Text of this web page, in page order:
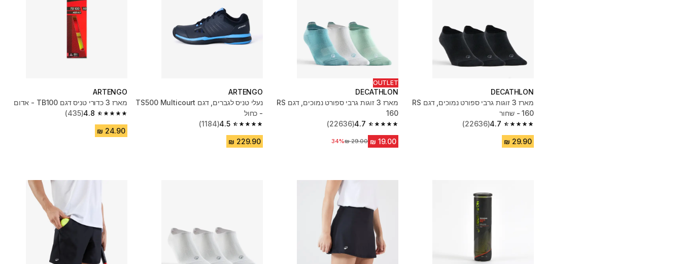
DECATHLON
מארז 3 זוגות גרבי ספורט נמוכים, דגם RS
160 - שחור
4.7
4.7 out of 5 stars from 22636 reviews
(22636)
OUTLET
DECATHLON
מארז 3 זוגות גרבי ספורט נמוכים, דגם RS
160
4.7
4.7 out of 5 stars from 22636 reviews
(22636)
מחיר לפני הנחה‏29.00 ₪
34%
ARTENGO
נעלי טניס לגברים, דגם TS500 Multicourt
- כחול
4.5
4.5 out of 5 stars from 1184 reviews
(1184)
ARTENGO
מארז 3 כדורי טניס דגם ‎TB100 - אדום
4.8
4.8 out of 5 stars from 435 reviews
(435)